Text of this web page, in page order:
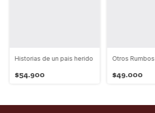
Historias de un pais herido
$54.900
Otros Rumbos
$49.000